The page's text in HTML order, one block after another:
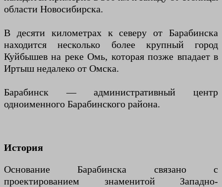
области Новосибирска.
В десяти километрах к северу от Барабинска
находится несколько более крупный город
Куйбышев на реке Омь, которая позже впадает в
Иртыш недалеко от Омска.
Барабинск — административный центр
одноименного Барабинского района.
История
Основание Барабинска связано с
проектированием знаменитой Западно-